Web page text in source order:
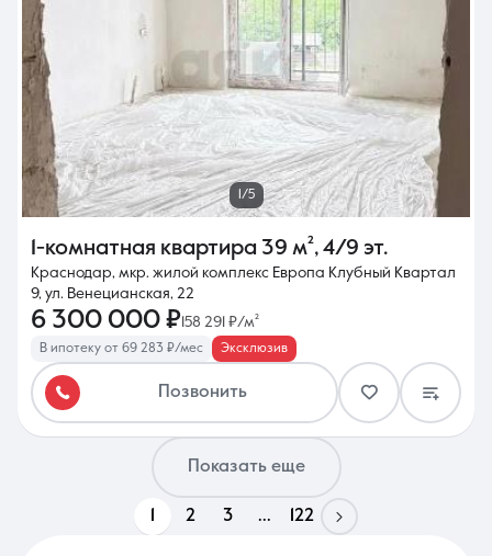
1/5
1-комнатная квартира 39 м², 4/9 эт.
Краснодар, мкр. жилой комплекс Европа Клубный Квартал
9, ул. Венецианская, 22
6 300 000 ₽ 158 291 ₽/м²
В ипотеку от 69 283 ₽/мес Эксклюзив
Позвонить
Показать еще
2 3 ... 122